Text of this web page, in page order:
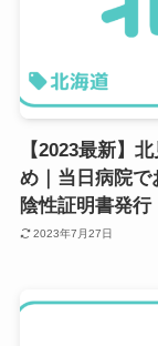
【2023最新】
め｜当日病院で
陰性証明書発行
2023年7月27日